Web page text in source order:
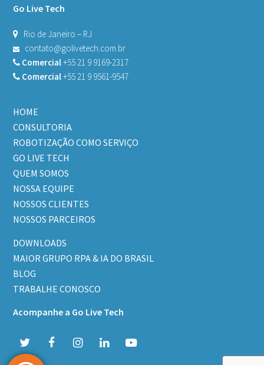
Go Live Tech
Rio de Janeiro – RJ
contato@golivetech.com.br
Comercial+55 21 9 9169-2317
Comercial+55 21 9 9561-9547
HOME
CONSULTORIA
ROBOTIZAÇÃO COMO SERVIÇO
GO LIVE TECH
QUEM SOMOS
NOSSA EQUIPE
NOSSOS CLIENTES
NOSSOS PARCEIROS
DOWNLOADS
MAIOR GRUPO RPA & IA DO BRASIL
BLOG
TRABALHE CONOSCO
Acompanhe a Go Live Tech
F
I
L
Y